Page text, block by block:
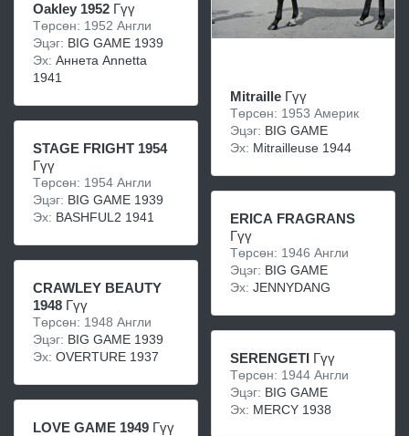
Oakley 1952 Гүү
Төрсөн: 1952 Англи
Эцэг: BIG GAME 1939
Эх: Аннета Annetta
1941
STAGE FRIGHT 1954
Гүү
Төрсөн: 1954 Англи
Эцэг: BIG GAME 1939
Эх: BASHFUL2 1941
CRAWLEY BEAUTY
1948 Гүү
Төрсөн: 1948 Англи
Эцэг: BIG GAME 1939
Эх: OVERTURE 1937
LOVE GAME 1949 Гүү
Mitraille Гүү
Төрсөн: 1953 Америк
Эцэг: BIG GAME
Эх: Mitrailleuse 1944
ERICA FRAGRANS
Гүү
Төрсөн: 1946 Англи
Эцэг: BIG GAME
Эх: JENNYDANG
SERENGETI Гүү
Төрсөн: 1944 Англи
Эцэг: BIG GAME
Эх: MERCY 1938